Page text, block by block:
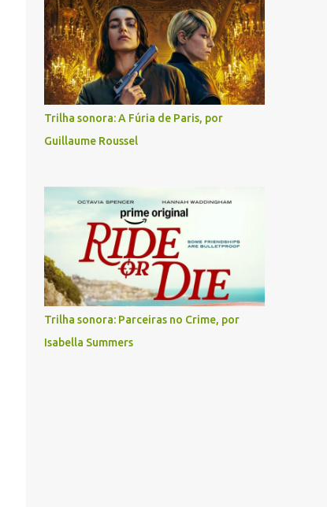
Trilha sonora: A Fúria de Paris, por
Guillaume Roussel
Trilha sonora: Parceiras no Crime, por
Isabella Summers